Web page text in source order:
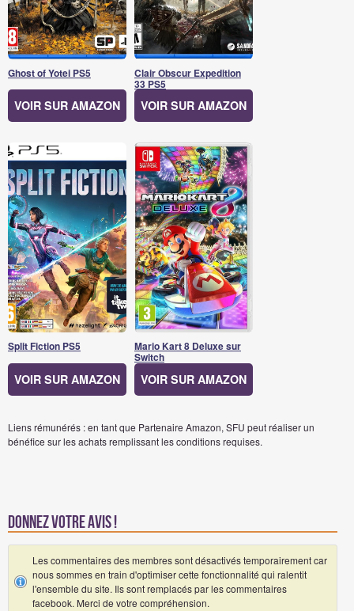
Ghost of Yotei PS5
VOIR SUR AMAZON
Clair Obscur Expedition
33 PS5
VOIR SUR AMAZON
Split Fiction PS5
VOIR SUR AMAZON
Mario Kart 8 Deluxe sur
Switch
VOIR SUR AMAZON
Liens rémunérés : en tant que Partenaire Amazon, SFU peut réaliser un
bénéfice sur les achats remplissant les conditions requises.
Donnez votre avis !
Les commentaires des membres sont désactivés temporairement car
nous sommes en train d'optimiser cette fonctionnalité qui ralentit
l'ensemble du site. Ils sont remplacés par les commentaires
facebook. Merci de votre compréhension.